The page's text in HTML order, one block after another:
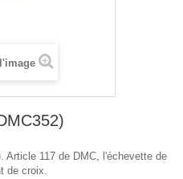
Article 117 de DMC, l'échevette de
de croix.